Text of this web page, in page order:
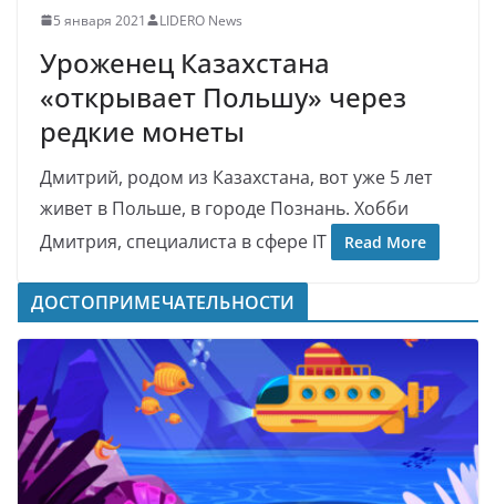
5 января 2021 LIDERO News
Уроженец Казахстана
«открывает Польшу» через
редкие монеты
Дмитрий, родом из Казахстана, вот уже 5 лет
живет в Польше, в городе Познань. Хобби
Дмитрия, специалиста в сфере IT
Read More
ДОСТОПРИМЕЧАТЕЛЬНОСТИ